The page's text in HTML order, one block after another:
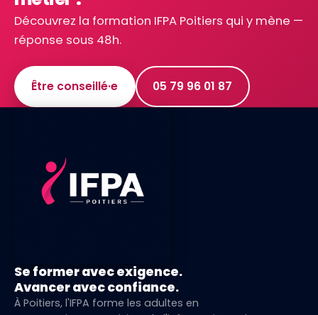
Découvrez la formation IFPA Poitiers qui y mène —
réponse sous 48h.
Être conseillé·e 05 79 96 01 87
Se former avec exigence.
Avancer avec confiance.
À Poitiers, l'IFPA forme les adultes en